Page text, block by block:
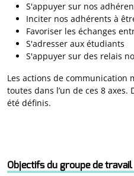
S'appuyer sur nos
Inciter nos adhérents à
Favoriser les échanges
S'adresser aux étudiants
S'appuyer sur des relais
Les actions de communication
toutes dans l’un de ces 8
été définis.
Objectifs du groupe de travail